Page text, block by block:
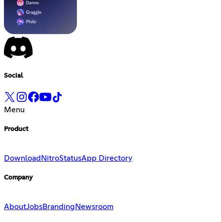
Social
Menu
Product
Download NitroStatusApp Directory
Company
AboutJobsBranding Newsroom